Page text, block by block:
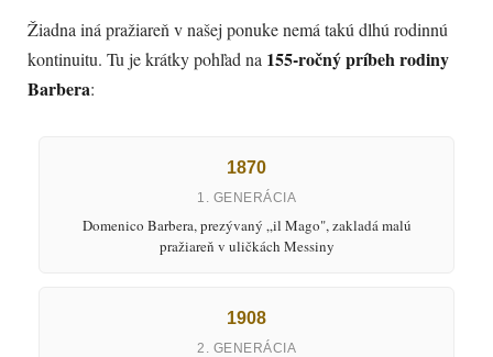
Žiadna iná pražiareň v našej ponuke nemá takú dlhú rodinnú
kontinuitu. Tu je krátky pohľad na 155-ročný príbeh rodiny
Barbera:
1870
1. GENERÁCIA
Domenico Barbera, prezývaný „il Mago", zakladá malú
pražiareň v uličkách Messiny
1908
2. GENERÁCIA
Odoslať